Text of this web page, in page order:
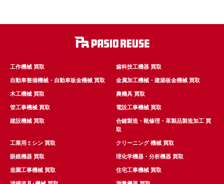
工作機械 買取 歯科技工機器 買取
自動車整備機械・自動車板金機械 買取 金属加工機械・建築板金機械 買取
木工機械 買取 農機具 買取
管工事機械 買取 電設工事機械 買取
建設機械 買取
合鍵製造・靴修理・革製品製造加工 買
取
工業用ミシン 買取 クリーニング 機械 買取
眼鏡機器 買取 理化学機器・分析機器 買取
造園工事機械 買取 住宅工事機械 買取